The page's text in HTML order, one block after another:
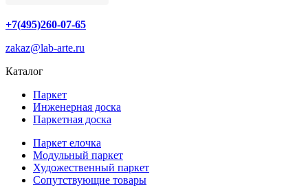
+7(495)260-07-65
zakaz@lab-arte.ru
Каталог
Паркет
Инженерная доска
Паркетная доска
Паркет елочка
Модульный паркет
Художественный паркет
Сопутствующие товары